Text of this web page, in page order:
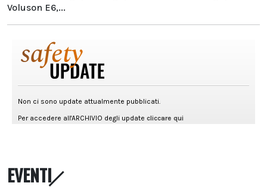
Voluson E6,...
EVENTI